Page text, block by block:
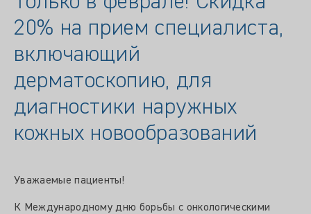
20% на прием специалиста,
включающий
дерматоскопию, для
диагностики наружных
кожных новообразований
Уважаемые пациенты!
К Международному дню борьбы с онкологическими